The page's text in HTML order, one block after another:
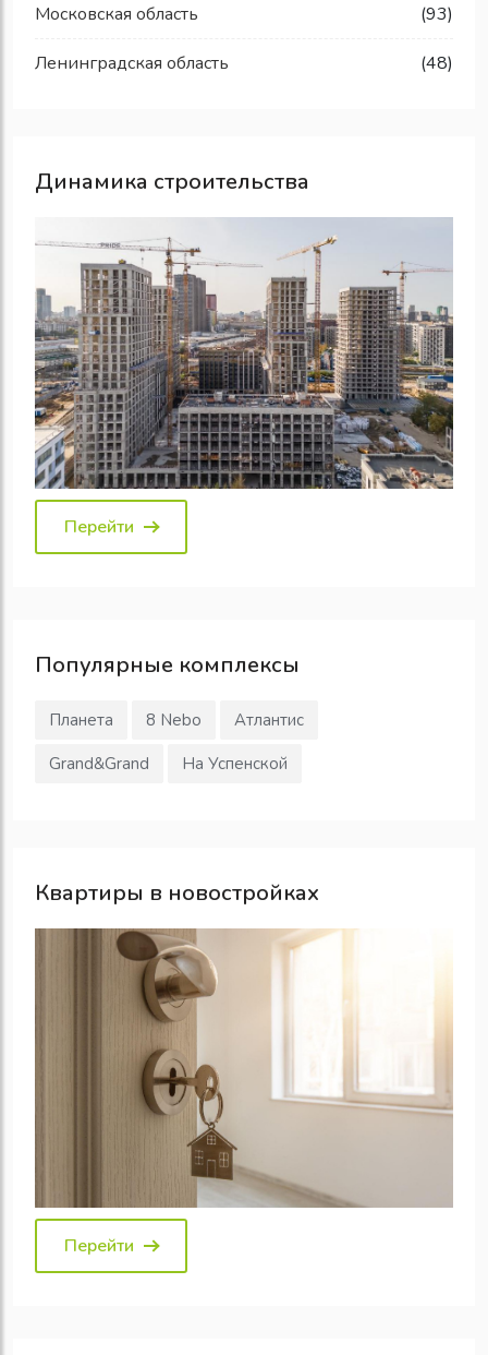
Московская область (93)
Ленинградская область (48)
Динамика строительства
Перейти
Популярные комплексы
Планета 8 Nebo
Атлантис
Grand&Grand
На Успенской
Квартиры в новостройках
Перейти